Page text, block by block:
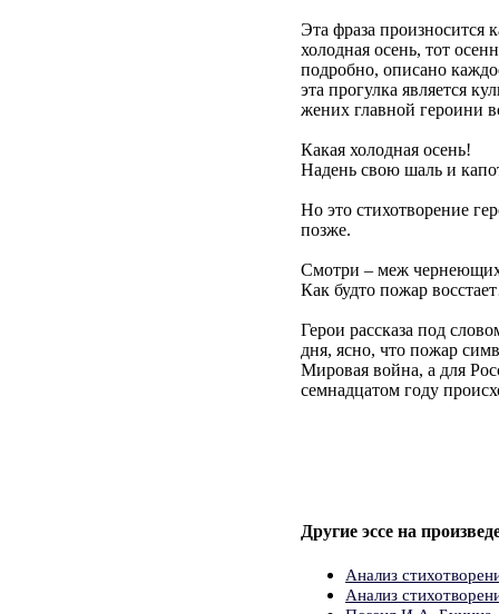
Эта фраза произносится
холодная осень, тот
подробно, описано
эта прогулка является
жених главной героини
Какая холодная осень!
Надень свою шаль и
Но это стихотворение
позже.
Смотри – меж
Как будто пожар
Герои рассказа под
дня, ясно, что пожар
Мировая война, а для
семнадцатом году
Другие эссе на
Анализ
Анализ